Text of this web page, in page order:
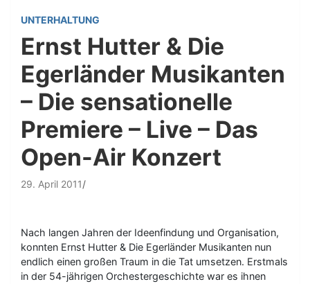
UNTERHALTUNG
Ernst Hutter & Die
Egerländer Musikanten
– Die sensationelle
Premiere – Live – Das
Open-Air Konzert
29. April 2011
Nach langen Jahren der Ideenfindung und Organisation,
konnten Ernst Hutter & Die Egerländer Musikanten nun
endlich einen großen Traum in die Tat umsetzen. Erstmals
in der 54-jährigen Orchestergeschichte war es ihnen